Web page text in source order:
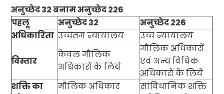
अनुच्छेद32बनाम अनुच्छेद226
पहलू
अनुच्छेद32 अनुच्छेद226
अधिकारिता उच्चतम न्यायालय उच्च न्यायालय
विस्तार
केवल मौलिक
अधिकारों के लिये
मौलिक अधिकारों
एवं अन्य विधिक
अधिकारों के लिये
शक्ति का
मौलिक अधिकार
सांविधानिक शक्ति